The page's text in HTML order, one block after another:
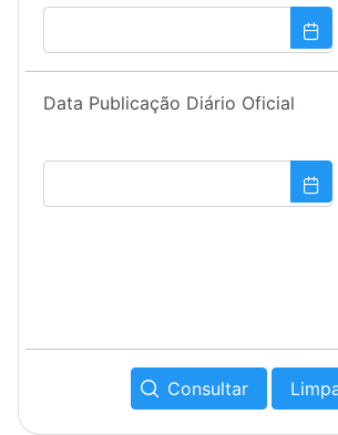
Data Publicação Diário Oficial
Consultar